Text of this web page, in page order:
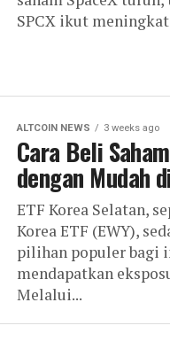
SPCX ikut
ALTCOIN NEWS 3 weeks ago
Cara Beli
dengan Mudah
ETF Korea Selatan,
Korea ETF (EWY),
pilihan populer bagi
mendapatkan
Melalui...